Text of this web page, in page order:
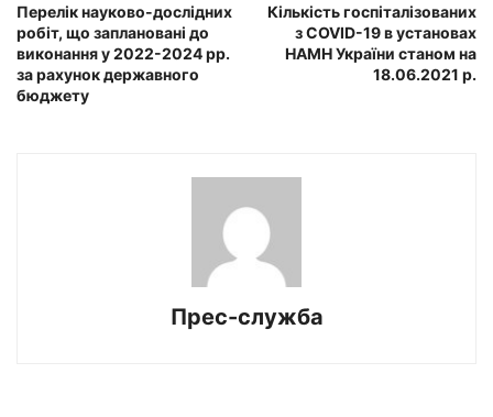
Перелік науково-дослідних
робіт, що заплановані до
виконання у 2022-2024 рр.
за рахунок державного
бюджету
Кількість госпіталізованих
з COVID-19 в установах
НАМН України станом на
18.06.2021 р.
Прес-служба